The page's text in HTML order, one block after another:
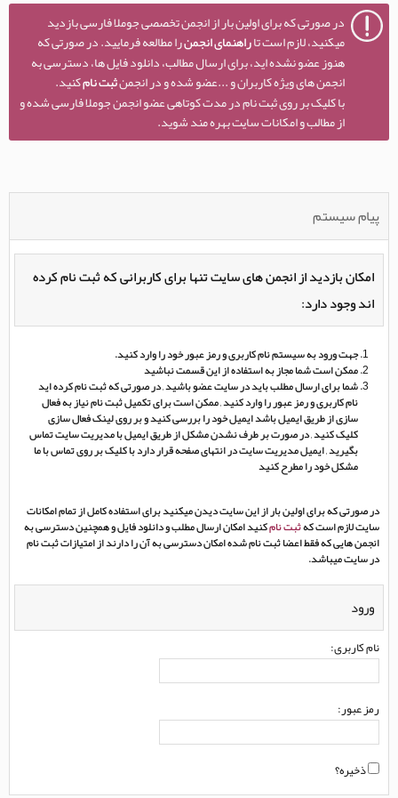
در صورتی که برای اولین بار از انجمن تخصصی جوملا فارسی بازدید
میکنید، لازم است تاراهنمای انجمنرا مطالعه فرمایید. در صورتی که
هنوز عضو نشده اید، برای ارسال مطالب، دانلود فایل ها، دسترسی به
انجمن های ویژه کاربران و ...عضو شده و در انجمنثبت نامکنید.
با کلیک بر روی ثبت نام در مدت کوتاهی عضو انجمن جوملا فارسی شده و
از مطالب و امکانات سایت بهره مند شوید.
پیام سیستم
امکان بازدید از انجمن های سایت تنها برای کاربرانی که ثبت نام کرده
اند وجود دارد:
جهت ورود به سیستم نام کاربری و رمز عبور خود را وارد کنید.
ممکن است شما مجاز به استفاده از این قسمت نباشید
شما برای ارسال مطلب باید در سایت عضو باشید , در صورتی که ثبت نام کرده اید
نام کاربری و رمز عبور را وارد کنید , ممکن است برای تکمیل ثبت نام نیاز به فعال
سازی از طریق ایمیل باشد ایمیل خود را بررسی کنید و بر روی لینک فعال سازی
کلیک کنید , در صورت بر طرف نشدن مشکل از طریق ایمیل با مدیریت سایت تماس
بگیرید , ایمیل مدیریت سایت در انتهای صفحه قرار دارد با کلیک بر روی تماس با ما
مشکل خود را مطرح کنید
در صورتی که برای اولین بار از این سایت دیدن میکنید برای استفاده کامل از تمام امکانات
سایت لازم است کهثبت نامکنید امکان ارسال مطلب و دانلود فایل و همچنین دسترسی به
انجمن هایی که فقط اعضا ثبت نام شده امکان دسترسی به آن را دارند از امتیازات ثبت نام
در سایت میباشد.
ورود
نام کاربری:
رمز عبور:
ذخیره؟